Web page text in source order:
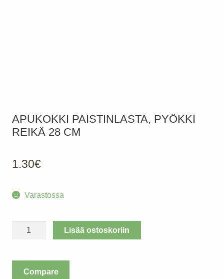
APUKOKKI PAISTINLASTA, PYÖKKI
REIKÄ 28 CM
1.30€
Varastossa
APUKOKKI
Paistinlasta,
Lisää ostoskoriin
Compare